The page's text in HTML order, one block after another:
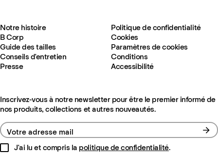
Notre histoire
B Corp
Guide des tailles
Conseils d'entretien
Presse
Politique de confidentialité
Cookies
Paramètres de cookies
Conditions
Accessibilité
Inscrivez-vous à notre newsletter pour être le premier informé de
nos produits, collections et autres nouveautés.
Votre adresse mail
J'ai lu et compris la politique de confidentialité.